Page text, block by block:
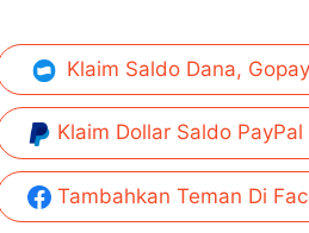
Klaim Saldo Dana,
Klaim Dollar Saldo PayPal
Tambahkan Teman Di